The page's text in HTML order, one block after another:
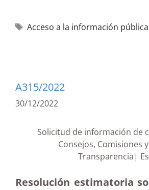
Acceso a la información pública
A315/2022
30/12/2022
Solicitud de información de
Consejos, Comisiones
Resolución estimatoria